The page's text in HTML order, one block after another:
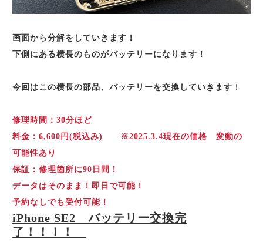
画面から分解をしていきます！
下側にある横長のものがバッテリーになります！
今回はこの横長の部品、バッテリーを交換していきます ！
修理時間：30分ほど
料金：6,600円(税込み) ※2025.3.4現在の価格 変動の
可能性あり
保証：修理箇所に90日間！
データはそのまま！即日で可能！
予約なしでも受付可能！
iPhone SE2 バッテリー交換完
了！！！！